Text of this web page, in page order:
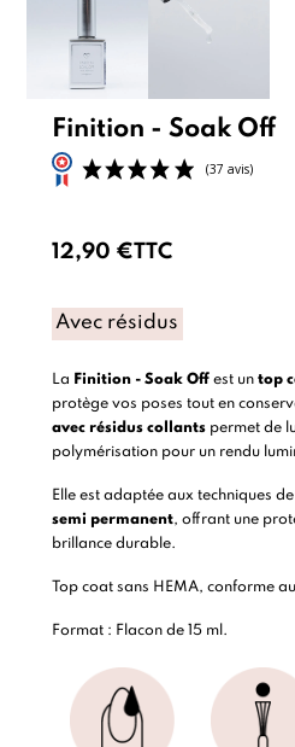
Finition - Soak Off
12,90 €TTC
Avec résidus
La Finition - Soak Offest un top
protège vos poses tout en
avec résidus collantspermet de
polymérisation pour un rendu
Elle est adaptée aux techniques
semi permanent, offrant une
brillance durable.
Top coat sans HEMA, conforme
Format : Flacon de 15 ml.